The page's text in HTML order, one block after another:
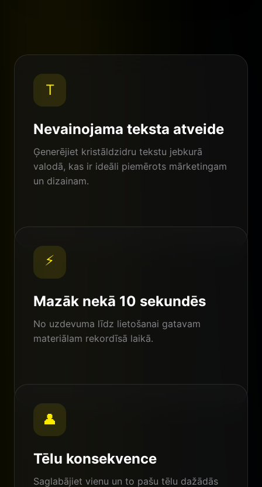
T
Nevainojama teksta atveide
Ģenerējiet kristāldzidru tekstu jebkurā
valodā, kas ir ideāli piemērots mārketingam
un dizainam.
⚡
Mazāk nekā 10 sekundēs
No uzdevuma līdz lietošanai gatavam
materiālam rekordīsā laikā.
👤
Tēlu konsekvence
Saglabājiet vienu un to pašu tēlu dažādās